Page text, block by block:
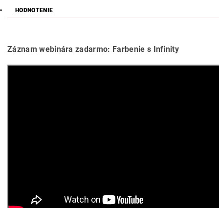
HODNOTENIE
Záznam webinára zadarmo: Farbenie s Infinity